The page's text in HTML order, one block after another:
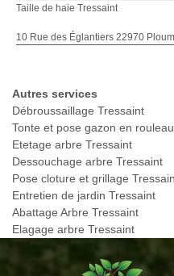
Taille de haie Tressaint
10 Rue des Églantiers 22970
Autres services
Débroussaillage Tressaint
Tonte et pose gazon en
Etetage arbre Tressaint
Dessouchage arbre Tressaint
Pose cloture et grillage
Entretien de jardin Tressaint
Abattage Arbre Tressaint
Elagage arbre Tressaint